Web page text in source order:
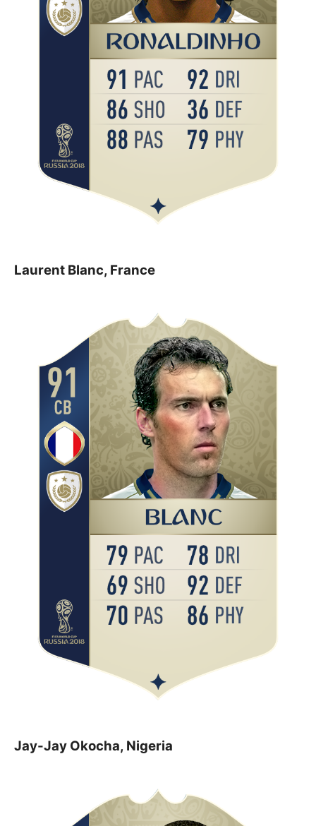
Laurent Blanc, France
Jay-Jay Okocha, Nigeria